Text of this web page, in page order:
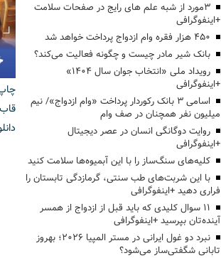
3مورد از شبه علم های رایج در صفحات سلامت
+اینفوگرافی
۴۵۰ هزار فقره وام ازدواج پرداخت خواهد شد
بانک شیر مادر چیست و چگونه فعالیت می‌کند؟
رویداد ملی «انتخاب جوان سال ۱۴۰۴»
+اینفوگرافی
اسامی ۳ بانک رکوردار پرداخت «وام ازدواج»/ نیم
میلیون نفر همچنان در صف وام
روایت دوگانگی انسان در عصر دیجیتال
+اینفوگرافی
کلیه‌های سنگ‌ساز را با این آبمیوه‌ها سلامت کنید
با این شربت‌های طب سنتی، گرمازدگی تابستان را
فراری دهید +اینفوگرافی
۱۱ سوال کلیدی که باید قبل از ازدواج از همسر
آینده‌تان بپرسید +اینفوگرافی
نبرد دو غول ایرانی در مستر المپیا ۲۰۲۶؛ بهروز
تابانی شگفتی‌ساز می‌شود؟